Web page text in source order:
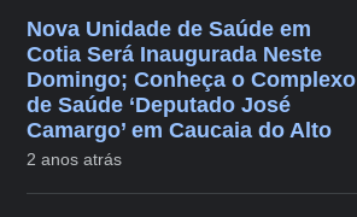
Nova Unidade de Saúde em
Cotia Será Inaugurada Neste
Domingo; Conheça o Complexo
de Saúde ‘Deputado José
Camargo’ em Caucaia do Alto
2 anos atrás